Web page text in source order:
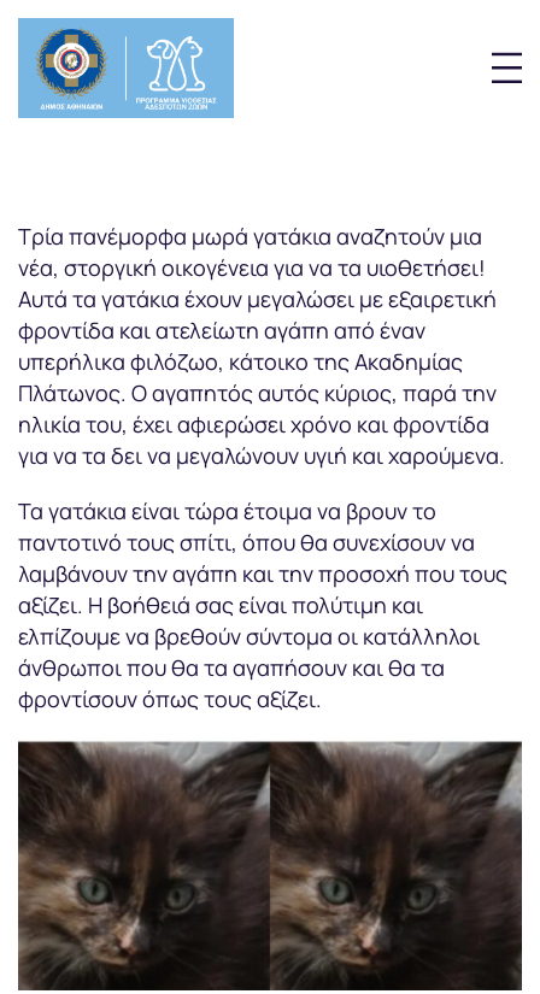
Τρία πανέμορφα μωρά γατάκια αναζητούν μια
νέα, στοργική οικογένεια για να τα υιοθετήσει!
Αυτά τα γατάκια έχουν μεγαλώσει με εξαιρετική
φροντίδα και ατελείωτη αγάπη από έναν
υπερήλικα φιλόζωο, κάτοικο της Ακαδημίας
Πλάτωνος. Ο αγαπητός αυτός κύριος, παρά την
ηλικία του, έχει αφιερώσει χρόνο και φροντίδα
για να τα δει να μεγαλώνουν υγιή και χαρούμενα.
Τα γατάκια είναι τώρα έτοιμα να βρουν το
παντοτινό τους σπίτι, όπου θα συνεχίσουν να
λαμβάνουν την αγάπη και την προσοχή που τους
αξίζει. Η βοήθειά σας είναι πολύτιμη και
ελπίζουμε να βρεθούν σύντομα οι κατάλληλοι
άνθρωποι που θα τα αγαπήσουν και θα τα
φροντίσουν όπως τους αξίζει.